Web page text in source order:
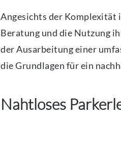
Angesichts der Komplexität
Beratung und die Nutzung
der Ausarbeitung einer
die Grundlagen für ein
Nahtloses